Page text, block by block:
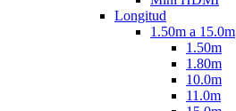
Longitud
1.50m a 15.0m
1.50m
1.80m
10.0m
11.0m